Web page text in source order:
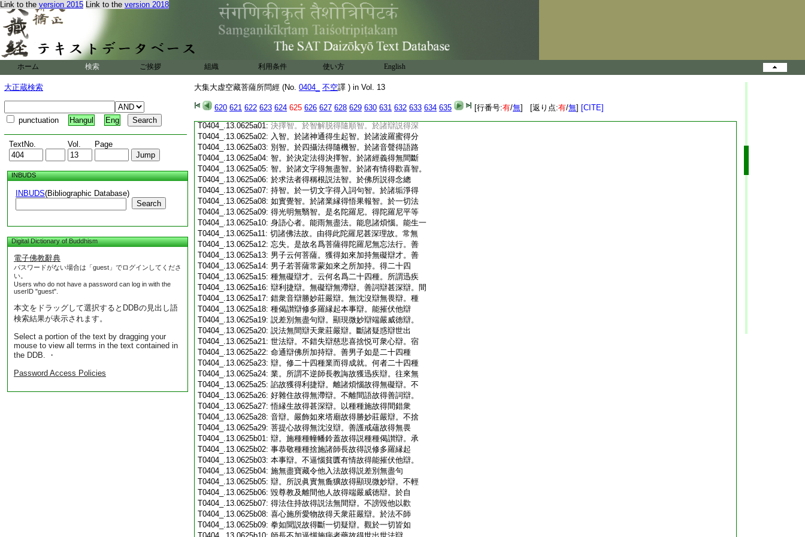
Link to the version 2015 Link to the version 2018
ホーム 検索 ご挨拶 組織 利用条件 使い方 English
大正蔵検索
punctuation Hangul Eng
TextNo. Vol. Page
INBUDS
INBUDS(Bibliographic Database)
Search
Digital Dictionary of Buddhism
電子佛教辭典
パスワードがない場合は「guest」でログインしてくださ
い。
Users who do not have a password can log in with the
userID "guest".
本文をドラッグして選択するとDDBの見出し語
検索結果が表示されます。
Select a portion of the text by dragging your
mouse to view all terms in the text contained in
the DDB. ・
Password Access Policies
大集大虚空藏菩薩所問經 (No. 0404_ 不空譯 ) in Vol. 13
620 621 622 623 624 625 626 627 628 629 630 631 632 633 634 635 [行番号:有/無] [返り点:有/無] [CITE]
T0404_.13.0624c19:成就有情不懈倦故。如是名爲修陀羅尼無忘
T0404_.13.0624c20: 失業。復次善男子。若菩薩得是陀羅尼已。於
T0404_.13.0624c21:佛所説悉能遍持令不忘失。謂所聞法無有
T0404_.13.0624c22:
忘失。以念不忘。以捨覺悟以慧照了。入於一
切無盡文字。得諸言音隨類善解智。得無礙
T0404_.13.0624c24:辯演説無滯智。於了義經入理趣智。不了義
T0404_.13.0624c25:經入理趣智。入於世俗無盡説智。入於勝義
T0404_.13.0624c26:不斷説智。於正斷精進得無退智。於四神足
T0404_.13.0624c27:起遊戲智。於諸根中得差別智。於諸力中得
T0404_.13.0624c28:無動智。於七覺支得開悟智。於八聖道得入
T0404_.13.0625a01: 決擇智。於智解脱得隨順智。於諸辯説得深
T0404_.13.0625a02: 入智。於諸神通得生起智。於諸波羅蜜得分
T0404_.13.0625a03: 別智。於四攝法得隨機智。於諸音聲得語路
T0404_.13.0625a04: 智。於決定法得決擇智。於諸經義得無間斷
T0404_.13.0625a05: 智。於諸文字得無盡智。於諸有情得歡喜智。
T0404_.13.0625a06: 於求法者得稱根説法智。於佛所説得念總
T0404_.13.0625a07: 持智。於一切文字得入詞句智。於諸垢淨得
T0404_.13.0625a08: 如實覺智。於諸業縁得悟果報智。於一切法
T0404_.13.0625a09: 得光明無翳智。是名陀羅尼。得陀羅尼平等
T0404_.13.0625a10: 身語心者。能雨無盡法。能息諸煩惱。能生一
T0404_.13.0625a11: 切諸佛法故。由得此陀羅尼甚深理故。常無
T0404_.13.0625a12: 忘失。是故名爲菩薩得陀羅尼無忘法行。善
T0404_.13.0625a13: 男子云何菩薩。獲得如來加持無礙辯才。善
T0404_.13.0625a14: 男子若菩薩常蒙如來之所加持。得二十四
T0404_.13.0625a15: 種無礙辯才。云何名爲二十四種。所謂迅疾
T0404_.13.0625a16: 辯利捷辯。無礙辯無滯辯。善詞辯甚深辯。間
T0404_.13.0625a17: 錯衆音辯勝妙莊嚴辯。無沈沒辯無畏辯。種
T0404_.13.0625a18: 種偈讃辯修多羅縁起本事辯。能摧伏他辯
T0404_.13.0625a19: 説差別無盡句辯。顯現微妙辯端嚴威徳辯。
T0404_.13.0625a20: 説法無間辯天衆莊嚴辯。斷諸疑惑辯世出
T0404_.13.0625a21: 世法辯。不錯失辯慈悲喜捨悦可衆心辯。宿
T0404_.13.0625a22: 命通辯佛所加持辯。善男子如是二十四種
T0404_.13.0625a23: 辯。修二十四種業而得成就。何者二十四種
T0404_.13.0625a24: 業。所謂不逆師長教誨故獲迅疾辯。往來無
T0404_.13.0625a25: 諂故獲得利捷辯。離諸煩惱故得無礙辯。不
T0404_.13.0625a26: 好雜住故得無滯辯。不離間語故得善詞辯。
T0404_.13.0625a27:悟縁生故得甚深辯。以種種施故得間錯衆
T0404_.13.0625a28: 音辯。嚴飾如來塔廟故得勝妙莊嚴辯。不捨
T0404_.13.0625a29: 菩提心故得無沈沒辯。善護戒蘊故得無畏
T0404_.13.0625b01: 辯。施種種幢幡鈴蓋故得説種種偈讃辯。承
T0404_.13.0625b02: 事恭敬種種捨施諸師長故得説修多羅縁起
T0404_.13.0625b03: 本事辯。不逼惱貧匱有情故得能摧伏他辯。
T0404_.13.0625b04: 施無盡寶藏令他入法故得説差別無盡句
T0404_.13.0625b05: 辯。所説眞實無麁獷故得顯現微妙辯。不輕
T0404_.13.0625b06: 毀尊教及離間他人故得端嚴威徳辯。於自
T0404_.13.0625b07: 得法住持故得説法無間辯。不謗毀他以歡
T0404_.13.0625b08: 喜心施所愛物故得天衆莊嚴辯。於法不師
T0404_.13.0625b09: 拳如聞説故得斷一切疑辯。觀於一切皆如